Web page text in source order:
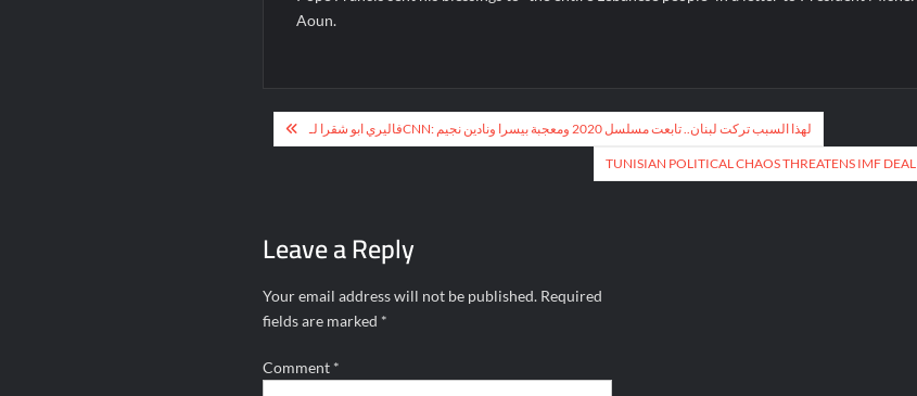
Aoun.
Post
navigation
فاليري ابو شقرا لـCNN: لهذا السبب تركت لبنان.. تابعت مسلسل 2020 ومعجبة بيسرا ونادين نجيم
TUNISIAN POLITICAL CHAOS THREATENS IMF DEAL
Leave a Reply
Your email address will not be published. Required
fields are marked *
Comment *